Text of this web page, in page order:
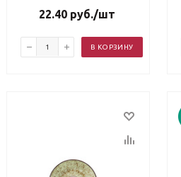
22.40 руб./шт
В КОРЗИНУ